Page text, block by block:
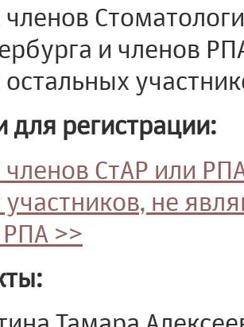
и членов
для регистрации:
СтАР или
не
>>